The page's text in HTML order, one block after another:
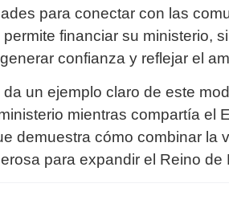
para conectar con las
financiar su ministerio,
confianza y reflejar el
un ejemplo claro de este
mientras compartía el
demuestra cómo combinar la
para expandir el Reino de